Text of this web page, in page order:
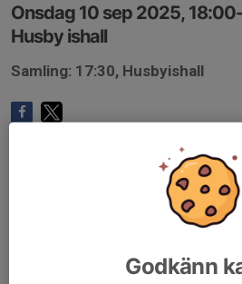
Onsdag 10 sep 2025,
Husby ishall
Samling: 17:30, Husbyishall
Godkänn